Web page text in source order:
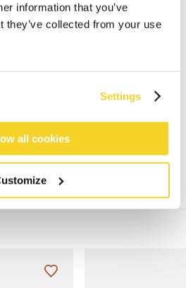
information that you’ve
they’ve collected from your use
Settings
all cookies
Nylon
Schleife